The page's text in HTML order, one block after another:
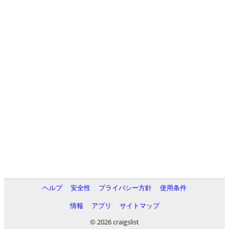
ヘルプ 安全性 プライバシー方針
使用条件
情報
アプリ
サイトマップ
© 2026 craigslist